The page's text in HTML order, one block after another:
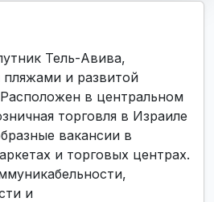
Тель-Авива,
и развитой
в центральном
торговля в Израиле
вакансии в
и торговых центрах.
и